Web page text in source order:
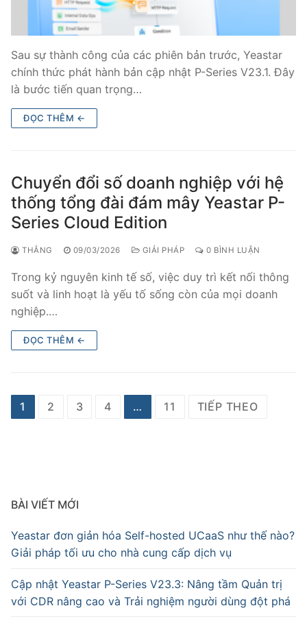
Sau sự thành công của các phiên bản trước, Yeastar
chính thức phát hành bản cập nhật P-Series V23.1. Đây
là bước tiến quan trọng…
ĐỌC THÊM ←
Chuyển đổi số doanh nghiệp với hệ
thống tổng đài đám mây Yeastar P-
Series Cloud Edition
THẮNG 09/03/2026 GIẢI PHÁP 0 BÌNH LUẬN
Trong kỷ nguyên kinh tế số, việc duy trì kết nối thông
suốt và linh hoạt là yếu tố sống còn của mọi doanh
nghiệp.…
ĐỌC THÊM ←
1 2 3 4 … 11 TIẾP THEO
BÀI VIẾT MỚI
Yeastar đơn giản hóa Self-hosted UCaaS như thế nào?
Giải pháp tối ưu cho nhà cung cấp dịch vụ
Cập nhật Yeastar P-Series V23.3: Nâng tầm Quản trị
với CDR nâng cao và Trải nghiệm người dùng đột phá